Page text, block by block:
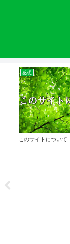
感想
このサイトについて